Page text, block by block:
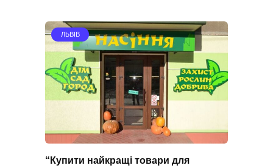
ЛЬВІВ
“Купити найкращі товари для